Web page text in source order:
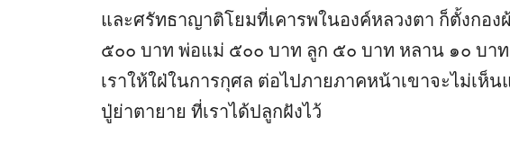
และศรัทธาญาติโยมที่เคารพในองค์หลวงตา ก็ตั้งกอ
๕๐๐ บาท พ่อแม่ ๕๐๐ บาท ลูก ๕๐ บาท หลาน ๑๐ บา
เราให้ใฝ่ในการกุศล ต่อไปภายภาคหน้าเขาจะไม่เ
ปู่ย่าตายาย ที่เราได้ปลูกฝังไว้